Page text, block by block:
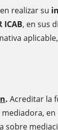
realizar su
ICAB, en sus
. Acreditar la
sobre